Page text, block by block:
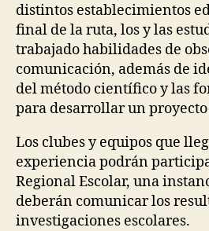
distintos establecimientos
final de la ruta, los y las
trabajado habilidades de
comunicación, además de
del método científico y las
para desarrollar un
Los clubes y equipos que
experiencia podrán
Regional Escolar, una
deberán comunicar los
investigaciones escolares.